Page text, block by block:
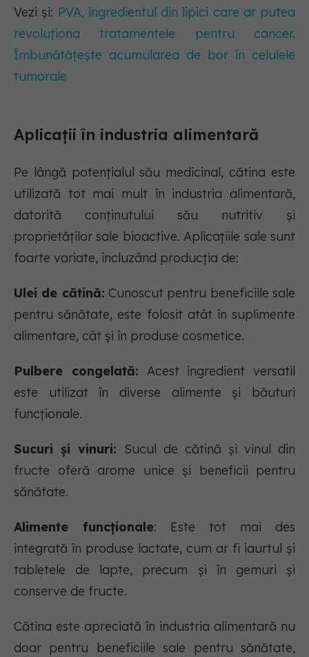
Vezi și: PVA, ingredientul din lipici care ar putea
revoluționa tratamentele pentru cancer.
Îmbunătățește acumularea de bor în celulele
tumorale
Aplicații în industria alimentară
Pe lângă potențialul său medicinal, cătina este
utilizată tot mai mult în industria alimentară,
datorită conținutului său nutritiv și
proprietăților sale bioactive. Aplicațiile sale sunt
foarte variate, incluzând producția de:
Ulei de cătină: Cunoscut pentru beneficiile sale
pentru sănătate, este folosit atât în suplimente
alimentare, cât și în produse cosmetice.
Pulbere congelată: Acest ingredient versatil
este utilizat în diverse alimente și băuturi
funcționale.
Sucuri și vinuri: Sucul de cătină și vinul din
fructe oferă arome unice și beneficii pentru
sănătate.
Alimente funcționale: Este tot mai des
integrată în produse lactate, cum ar fi iaurtul și
tabletele de lapte, precum și în gemuri și
conserve de fructe.
Cătina este apreciată în industria alimentară nu
doar pentru beneficiile sale pentru sănătate,